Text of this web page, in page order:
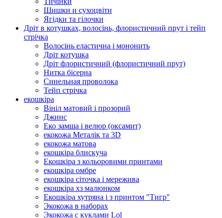
Шишки и сухоцвіти
Ягідки та гілочки
Дріт в котушках, волосінь, флористичний прут і тейп
стрічка
Волосінь еластична і мононить
Дріт котушка
Дріт флористичний (флористичний прут)
Нитка бісерна
Синельная проволока
Тейп стрічка
екошкіра
Вініл матовий і прозорий
Джинс
Еко замша і велюр (оксамит)
екокожа Металік та 3D
екокожа матова
екошкіра блискуча
Екошкіра з кольоровими принтами
екошкіра омбре
екошкіра сіточка і мережива
екошкіра хз малюнком
Екошкіра хутряна і з принтом "Тигр"
Экокожа в наборах
Экокожа с куклами Lol